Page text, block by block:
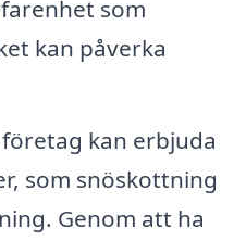
som
kan påverka
företag kan erbjuda
som snöskottning
Genom att ha